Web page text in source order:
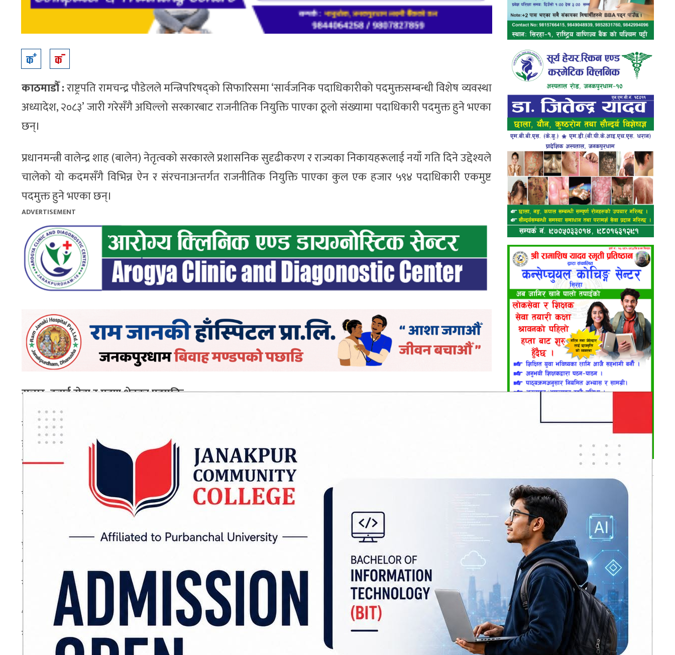
काठमाडौँ :राष्ट्रपति रामचन्द्र पौडेलले मन्त्रिपरिषद्को सिफारिसमा ‘सार्वजनिक पदाधिकारीको पदमुक्तसम्बन्धी विशेष व्यवस्था
अध्यादेश, २०८३’ जारी गरेसँगै अघिल्लो सरकारबाट राजनीतिक नियुक्ति पाएका ठूलो संख्यामा पदाधिकारी पदमुक्त हुने भएका
छन्।
प्रधानमन्त्री वालेन्द्र शाह (बालेन) नेतृत्वको सरकारले प्रशासनिक सुदृढीकरण र राज्यका निकायहरूलाई नयाँ गति दिने उद्देश्यले
चालेको यो कदमसँगै विभिन्न ऐन र संरचनाअन्तर्गत राजनीतिक नियुक्ति पाएका कुल एक हजार ५९४ पदाधिकारी एकमुष्ट
पदमुक्त हुने भएका छन्।
ADVERTISEMENT
सञ्चार, हवाई सेवा र मुद्रण क्षेत्रका पदमुक्ति
नेपाल वायुसेवा निगम ऐन, २०१९ बमोजिम नियुक्त अध्यक्ष, उपाध्यक्ष, सञ्चालक र महाप्रबन्धकसहित सात पदाधिकारी पदमुक्त
हुने भएका छन् । राष्ट्रिय समाचार समिति (रासस) ऐन, २०१९ अन्तर्गतका दुई जना सञ्चालक र गोरखापत्र संस्थान ऐन, २०१९
बमोजिमका अध्यक्ष तथा सञ्चालक गरी तीन जनाको पद रिक्त हुने भएको छ।
चलचित्र (निर्माण, प्रदर्शन तथा वितरण) ऐन, २०२६ अन्तर्गत चलचित्र जाँच समितिका अध्यक्ष र सदस्य गरी तीन जना तथा
सञ्चार संस्थान ऐन, २०२८ बमोजिम नियुक्त अध्यक्ष र सञ्चालक गरी दुई जना पदमुक्त हुने भएका छन्।
प्रेस काउन्सिल ऐन, २०४८ बमोजिम मनोनित अध्यक्ष र सदस्य गरी १० जना तथा श्रमजीवी पत्रकारसम्बन्धी ऐन, २०५१ अन्तर्गत
नियुक्त अध्यक्ष र सदस्य गरी ६ जना पदमुक्त हुने भएका छन् । दूरसञ्चार ऐन, २०५३ बमोजिम नियुक्त प्राधिकरणका अध्यक्ष र
सदस्य गरी पाँच जना तथा नेपाल नागरिक उड्डयन प्राधिकरण ऐन, २०५३ बमोजिमका चार जना सदस्य पदमुक्त हुने भएका छन्।
विद्युतीय कारोबार ऐन, २०६३ बमोजिम सूचना प्रविधि न्यायाधिकरण र पुनरावेदन न्यायाधिकरणका ६ पदाधिकारी तथा
सूचनाको हकसम्बन्धी ऐन, २०६४ अन्तर्गतका प्रमुख सूचना आयुक्त र सूचना आयुक्त गरी तीन जनाको पद रिक्त हुनेछ।
भर्खरै
होइन, सङ्घर्षका
लागि बनेको हो :
सीके राउत
नेपाल प्रिमियर लिग :
हरमित सिंह जनकपुर
बोल्ट्सको कप्तान
कांग्रेसको आत्मा नमर्ने